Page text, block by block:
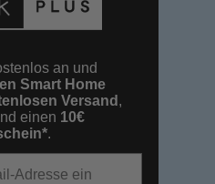
an und
Smart Home
Versand ,
einen 10€
.